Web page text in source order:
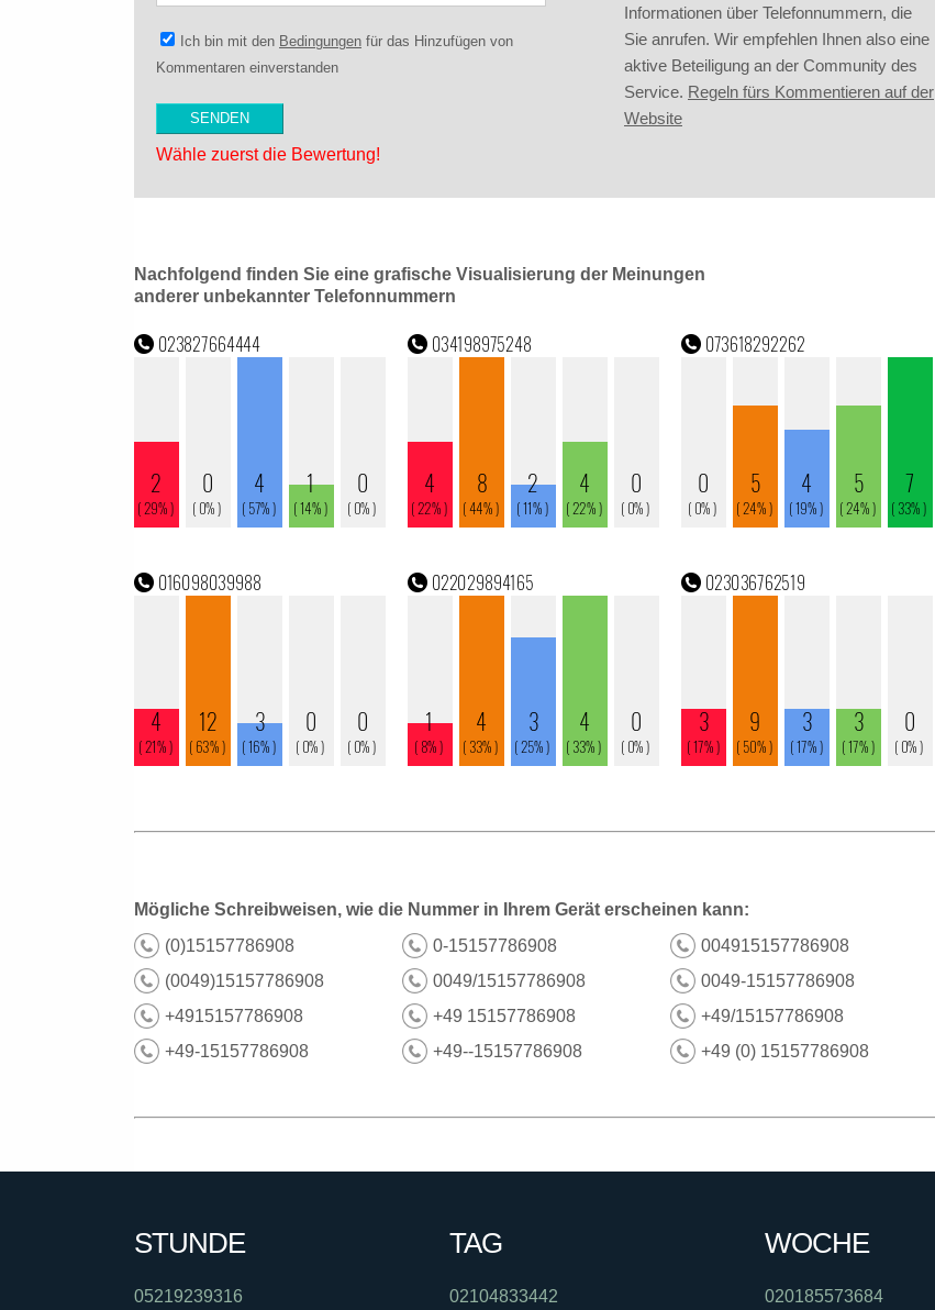
Ich bin mit den Bedingungen für das Hinzufügen von
Kommentaren einverstanden
Wähle zuerst die Bewertung!
Informationen über Telefonnummern, die
Sie anrufen. Wir empfehlen Ihnen also eine
aktive Beteiligung an der Community des
Service. Regeln fürs Kommentieren auf der
Website
Nachfolgend finden Sie eine grafische Visualisierung der Meinungen
anderer unbekannter Telefonnummern
Mögliche Schreibweisen, wie die Nummer in Ihrem Gerät erscheinen kann:
(0)15157786908
0-15157786908
004915157786908
(0049)15157786908
0049/15157786908
0049-15157786908
+4915157786908
+49 15157786908
+49/15157786908
+49-15157786908
+49--15157786908 +49 (0) 15157786908
STUNDE
05219239316
TAG
02104833442
WOCHE
020185573684